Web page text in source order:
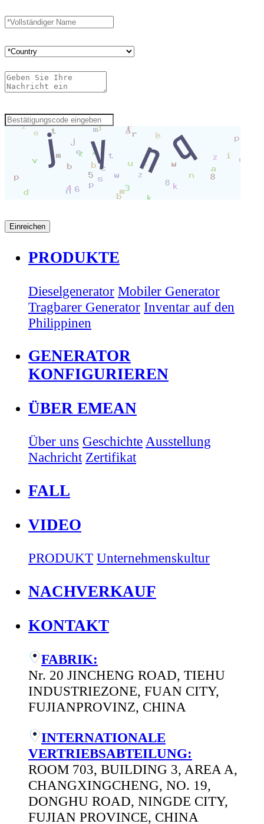
PRODUKTE
Dieselgenerator Mobiler Generator
Tragbarer Generator Inventar auf den
Philippinen
GENERATOR
KONFIGURIEREN
ÜBER EMEAN
Über uns GeschichteAusstellung
Nachricht Zertifikat
FALL
VIDEO
PRODUKT Unternehmenskultur
NACHVERKAUF
KONTAKT
FABRIK:
Nr. 20 JINCHENG ROAD, TIEHU
INDUSTRIEZONE, FUAN CITY,
FUJIANPROVINZ, CHINA
INTERNATIONALE
VERTRIEBSABTEILUNG:
ROOM 703, BUILDING 3, AREA A,
CHANGXINGCHENG, NO. 19,
DONGHU ROAD, NINGDE CITY,
FUJIAN PROVINCE, CHINA